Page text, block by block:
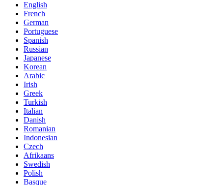
English
French
German
Portuguese
Spanish
Russian
Japanese
Korean
Arabic
Irish
Greek
Turkish
Italian
Danish
Romanian
Indonesian
Czech
Afrikaans
Swedish
Polish
Basque